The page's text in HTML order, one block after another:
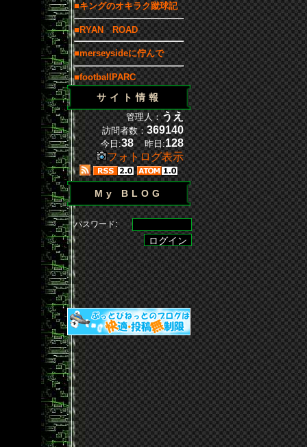
■キングのオキラク蹴球記
■RYAN ROAD
■merseysideに佇んで
■footballPARC
サイト情報
管理人：うえ
訪問者数：369140
今日:38 昨日:128
フォトログ表示
My BLOG
パスワード: